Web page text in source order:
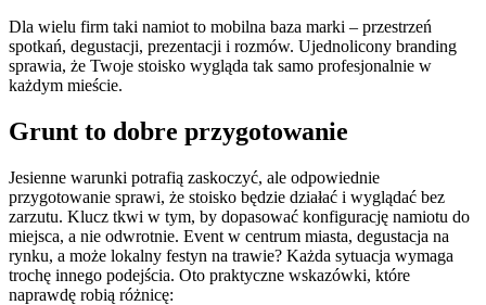
Dla wielu firm taki namiot to mobilna baza marki – przestrzeń
spotkań, degustacji, prezentacji i rozmów. Ujednolicony branding
sprawia, że Twoje stoisko wygląda tak samo profesjonalnie w
każdym mieście.
Grunt to dobre przygotowanie
Jesienne warunki potrafią zaskoczyć, ale odpowiednie
przygotowanie sprawi, że stoisko będzie działać i wyglądać bez
zarzutu. Klucz tkwi w tym, by dopasować konfigurację namiotu do
miejsca, a nie odwrotnie. Event w centrum miasta, degustacja na
rynku, a może lokalny festyn na trawie? Każda sytuacja wymaga
trochę innego podejścia. Oto praktyczne wskazówki, które
naprawdę robią różnicę: